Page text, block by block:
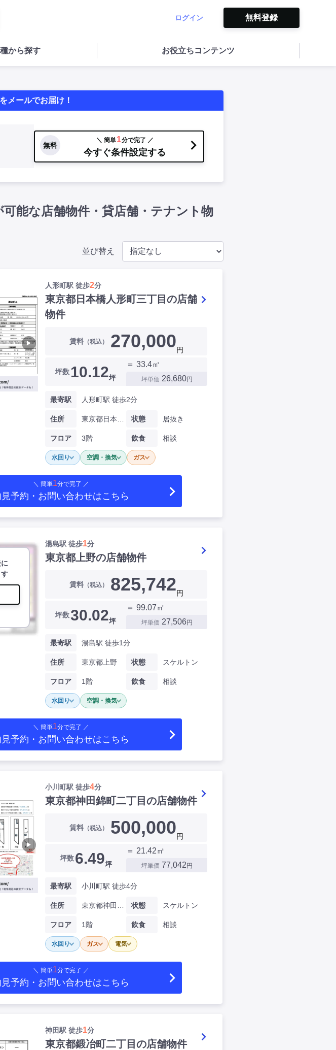
ログイン 無料登録
から探す お役立ちコンテンツ
メールでお届け！
無料
＼ 簡単1分で完了 ／
今すぐ条件設定する
能な店舗物件・貸店舗・テナント物
並び替え
▶
人形町駅 徒歩2分
東京都日本橋人形町三丁目の店舗
物件
賃料（税込） 270,000円
坪数 10.12坪
＝ 33.4㎡
坪単価 26,680円
最寄駅 人形町駅 徒歩2分
住所
フロア 3階
状態 居抜き
飲食 相談
水回り 空調・換気 ガス
＼ 簡単1分で完了 ／
見予約・お問い合わせはこちら
湯島駅 徒歩1分
東京都上野の店舗物件
賃料（税込） 825,742円
坪数30.02坪
＝ 99.07㎡
坪単価 27,506円
最寄駅 湯島駅 徒歩1分
住所 東京都上野
フロア 1階
状態 スケルトン
飲食 相談
水回り 空調・換気
＼ 簡単1分で完了 ／
見予約・お問い合わせはこちら
▶
小川町駅 徒歩4分
東京都神田錦町二丁目の店舗物件
賃料（税込） 500,000円
坪数 6.49坪
＝ 21.42㎡
坪単価 77,042 円
最寄駅 小川町駅 徒歩4分
住所
フロア 1階
状態 スケルトン
飲食 相談
水回り ガス 電気
＼ 簡単1分で完了 ／
見予約・お問い合わせはこちら
神田駅 徒歩1分
東京都鍛冶町二丁目の店舗物件